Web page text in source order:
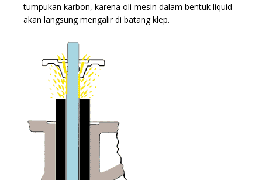
tumpukan karbon, karena oli mesin dalam bentuk liquid
akan langsung mengalir di batang klep.